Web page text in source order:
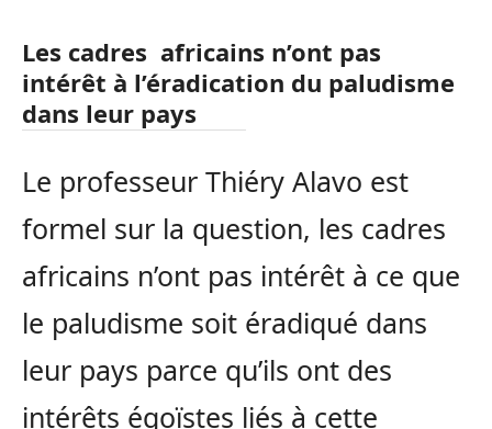
Les cadres africains n’ont pas
intérêt à l’éradication du paludisme
dans leur pays
Le professeur Thiéry Alavo est
formel sur la question, les cadres
africains n’ont pas intérêt à ce que
le paludisme soit éradiqué dans
leur pays parce qu’ils ont des
intérêts égoïstes liés à cette